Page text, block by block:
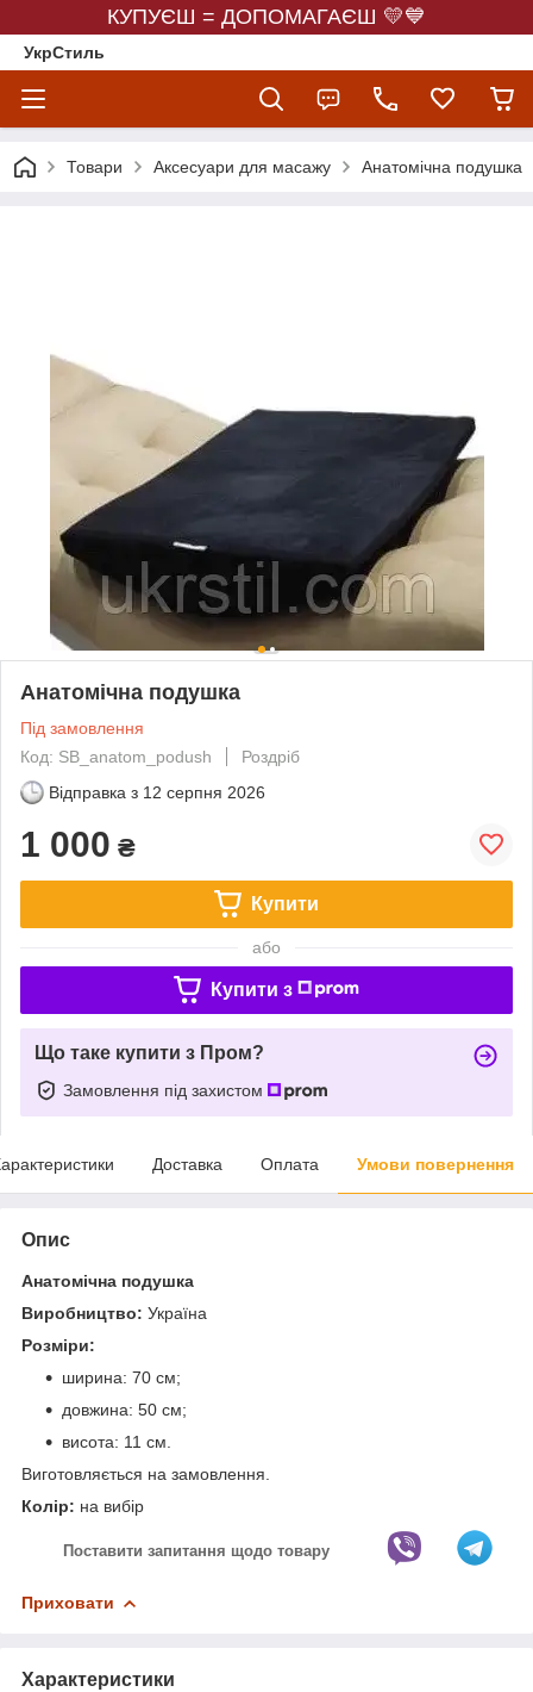
КУПУЄШ = ДОПОМАГАЄШ 💛💙
УкрСтиль
Товари Аксесуари для масажу Анатомічна подушка
Анатомічна подушка
Під замовлення
Код: SB_anatom_podush
Роздріб
Відправка з 12 серпня 2026
1 000 ₴
Купити
або
Купити з
Що таке купити з Пром?
Замовлення під захистом
Доставка Оплата Умови повернення
Опис
Анатомічна подушка
Виробництво: Україна
Розміри:
ширина: 70 см;
довжина: 50 см;
висота: 11 см.
Виготовляється на замовлення.
Колір: на вибір
Поставити запитання щодо товару
Приховати
Характеристики